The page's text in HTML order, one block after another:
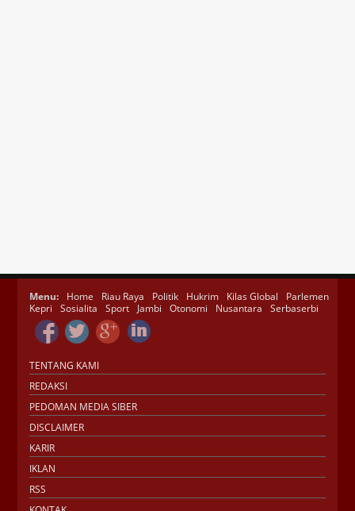
Menu: Home Riau Raya Politik Hukrim Kilas Global
Parlemen
Kepri
Sosialita Sport Jambi Otonomi Nusantara Serbaserbi
TENTANG KAMI
REDAKSI
PEDOMAN MEDIA SIBER
DISCLAIMER
KARIR
IKLAN
RSS